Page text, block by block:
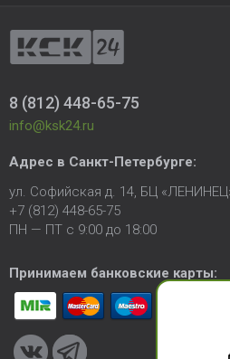
8 (812) 448-65-75
info@ksk24.ru
Адрес в Санкт-Петербурге:
ул. Софийская д. 14, БЦ
+7 (812) 448-65-75
ПН — ПТ с 9:00 до 18:00
Принимаем банковские карты: